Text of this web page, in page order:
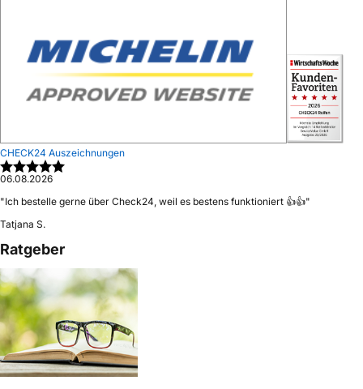
CHECK24 Auszeichnungen
06.08.2026
"Ich bestelle gerne über Check24, weil es bestens funktioniert 👍👍"
Tatjana S.
Ratgeber